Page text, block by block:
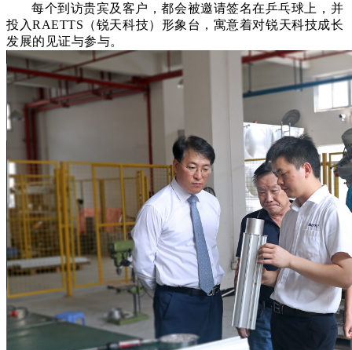
每个到访贵宾及客户，都会被邀请签名在乒乓球上，并
投入RAETTS （锐天科技）形象台，寓意着对锐天科技成长
发展的见证与参与。